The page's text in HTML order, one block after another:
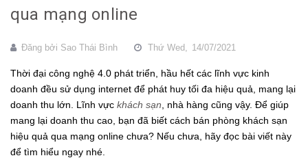
qua mạng online
Đăng bởi Sao Thái Bình Thứ Wed, 14/07/2021
Thời đại công nghệ 4.0 phát triển, hầu hết các lĩnh vực kinh
doanh đều sử dụng internet để phát huy tối đa hiệu quả, mang lại
doanh thu lớn. Lĩnh vực khách sạn , nhà hàng cũng vậy. Để giúp
mang lại doanh thu cao, bạn đã biết cách bán phòng khách sạn
hiệu quả qua mạng online chưa? Nếu chưa, hãy đọc bài viết này
để tìm hiểu ngay nhé.